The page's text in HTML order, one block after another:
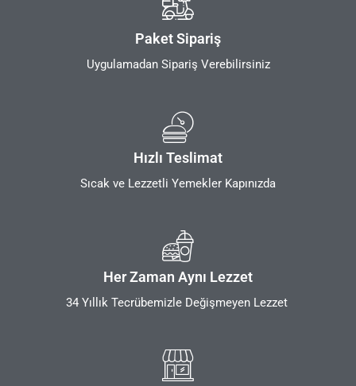
Paket Sipariş
Uygulamadan Sipariş Verebilirsiniz
Hızlı Teslimat
Sıcak ve Lezzetli Yemekler Kapınızda
Her Zaman Aynı Lezzet
34 Yıllık Tecrübemizle Değişmeyen Lezzet